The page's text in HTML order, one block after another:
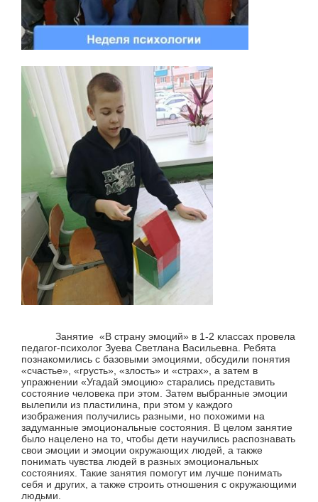
Занятие «В страну эмоций» в 1-2 классах провела
педагог-психолог Зуева Светлана Васильевна. Ребята
познакомились с базовыми эмоциями, обсудили понятия
«счастье», «грусть», «злость» и «страх», а затем в
упражнении «Угадай эмоцию» старались представить
состояние человека при этом. Затем выбранные эмоции
вылепили из пластилина, при этом у каждого
изображения получились разными, но похожими на
задуманные эмоциональные состояния.
В целом занятие
было нацелено на то, чтобы дети научились распознавать
свои эмоции и эмоции окружающих людей, а также
понимать чувства людей в разных эмоциональных
состояниях. Такие занятия помогут им лучше понимать
себя и других, а также строить отношения с окружающими
людьми.